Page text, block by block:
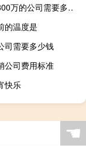
注册资本300万的公司需要多少钱
的温度是
司需要多少钱
公司费用标准
快乐
☚